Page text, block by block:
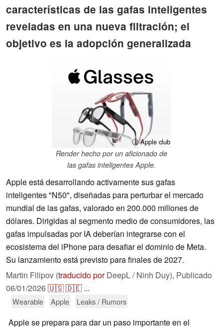
características de las gafas inteligentes
reveladas en una nueva filtración; el
objetivo es la adopción generalizada
ⓘ Apple club
Render hecho por un aficionado de
las gafas inteligentes Apple.
Apple está desarrollando activamente sus gafas
inteligentes "N50", diseñadas para perturbar el mercado
mundial de las gafas, valorado en 200.000 millones de
dólares. Dirigidas al segmento medio de consumidores, las
gafas impulsadas por IA deberían integrarse con el
ecosistema del iPhone para desafiar el dominio de Meta.
Su lanzamiento está previsto para finales de 2027.
Martin Filipov (traducido porDeepL / Ninh Duy), Publicado
06/01/2026🇺🇸🇩🇪 ...
Wearable Apple Leaks / Rumors
Apple se prepara para dar un paso importante en el